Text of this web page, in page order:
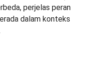
perjelas peran
dalam konteks